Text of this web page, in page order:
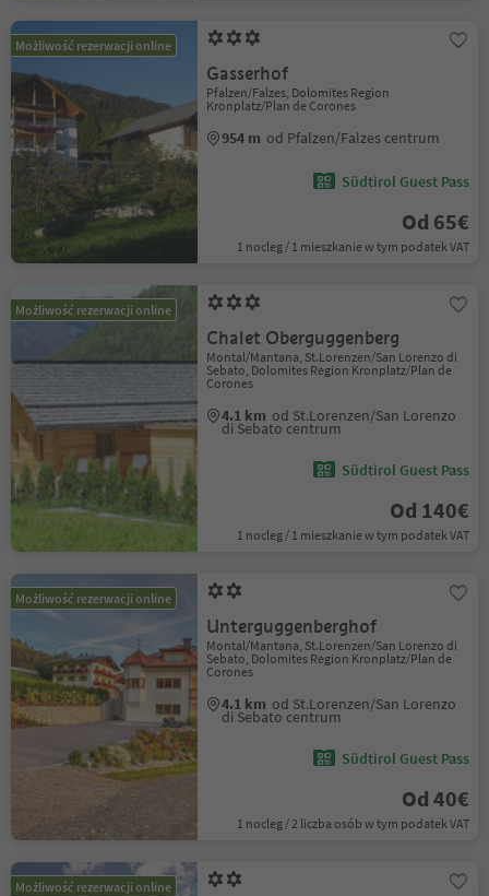
Możliwość rezerwacji online
Gasserhof
Pfalzen/Falzes, Dolomites Region
Kronplatz/Plan de Corones
954 m od Pfalzen/Falzes centrum
Südtirol Guest Pass
Od 65€
1 nocleg / 1 mieszkanie w tym podatek VAT
Możliwość rezerwacji online
Chalet Oberguggenberg
Montal/Mantana, St.Lorenzen/San Lorenzo di
Sebato, Dolomites Region Kronplatz/Plan de
Corones
4.1 km od St.Lorenzen/San Lorenzo
di Sebato centrum
Südtirol Guest Pass
Od 140€
1 nocleg / 1 mieszkanie w tym podatek VAT
Możliwość rezerwacji online
Unterguggenberghof
Montal/Mantana, St.Lorenzen/San Lorenzo di
Sebato, Dolomites Region Kronplatz/Plan de
Corones
4.1 km od St.Lorenzen/San Lorenzo
di Sebato centrum
Südtirol Guest Pass
Od 40€
1 nocleg / 2 liczba osób w tym podatek VAT
Możliwość rezerwacji online